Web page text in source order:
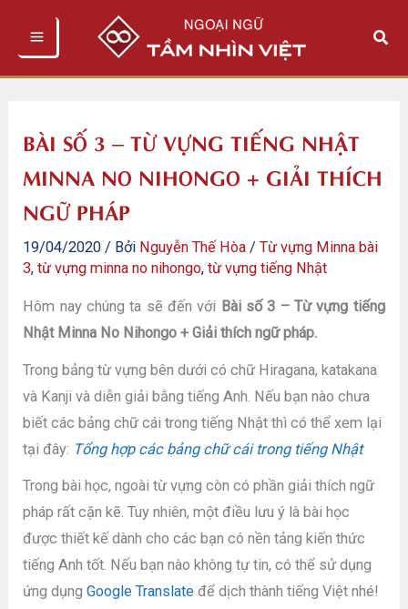
Tìm
BÀI SỐ 3 – TỪ VỰNG TIẾNG NHẬT
MINNA NO NIHONGO + GIẢI THÍCH
NGỮ PHÁP
19/04/2020 / Bởi Nguyễn Thế Hòa /Từ vựng Minna bài
3,từ vựng minna no nihongo,từ vựng tiếng Nhật
Hôm nay chúng ta sẽ đến với Bài số 3 – Từ vựng tiếng
Nhật Minna No Nihongo + Giải thích ngữ pháp.
Trong bảng từ vựng bên dưới có chữ Hiragana, katakana
và Kanji và diễn giải bằng tiếng Anh. Nếu bạn nào chưa
biết các bảng chữ cái trong tiếng Nhật thì có thể xem lại
tại đây: Tổng hợp các bảng chữ cái trong tiếng Nhật
Trong bài học, ngoài từ vựng còn có phần giải thích ngữ
pháp rất cặn kẽ. Tuy nhiên, một điều lưu ý là bài học
được thiết kế dành cho các bạn có nền tảng kiến thức
tiếng Anh tốt. Nếu bạn nào không tự tin, có thể sử dụng
ứng dụngGoogle Translate để dịch thành tiếng Việt nhé!